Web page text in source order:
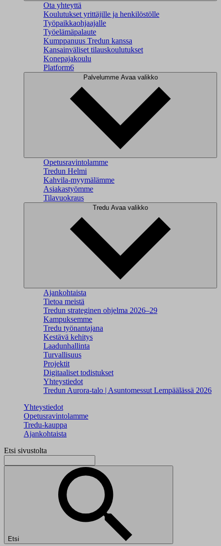
Ota yhteyttä
Koulutukset yrittäjille ja henkilöstölle
Työpaikkaohjaajalle
Työelämäpalaute
Kumppanuus Tredun kanssa
Kansainväliset tilauskoulutukset
Konepajakoulu
Platform6
Palvelumme Avaa valikko
Opetusravintolamme
Tredun Helmi
Kahvila-myymälämme
Asiakastyömme
Tilavuokraus
Tredu Avaa valikko
Ajankohtaista
Tietoa meistä
Tredun strateginen ohjelma 2026–29
Kampuksemme
Tredu työnantajana
Kestävä kehitys
Laadunhallinta
Turvallisuus
Projektit
Digitaaliset todistukset
Yhteystiedot
Tredun Aurora-talo | Asuntomessut Lempäälässä 2026
Yhteystiedot
Opetusravintolamme
Tredu-kauppa
Ajankohtaista
Etsi sivustolta
Etsi